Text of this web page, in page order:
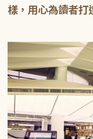
樣，用心為讀者打